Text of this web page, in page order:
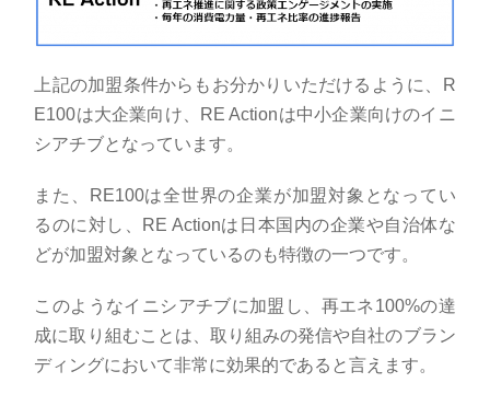
上記の加盟条件からもお分かりいただけるように、
R
E100は大企業向け、 RE Actionは中小企業向けのイニ
シアチブとなっています。
また、 RE100は全世界の企業が加盟対象となってい
るのに対し、 RE Actionは日本国内の企業や自治体な
どが加盟対象となっているのも特徴の一つです。
このようなイニシアチブに加盟し、再エネ100%の達
成に取り組むことは、取り組みの発信や自社のブラン
ディングにおいて非常に効果的であると言えます。